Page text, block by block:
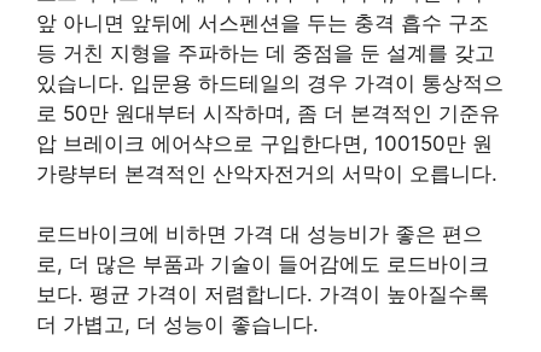
앞 아니면 앞뒤에 서스펜션을 두는 충격 흡수 구조
등 거친 지형을 주파하는 데 중점을 둔 설계를 갖고
있습니다. 입문용 하드테일의 경우 가격이 통상적으
로 50만 원대부터 시작하며, 좀 더 본격적인 기준유
압 브레이크 에어샥으로 구입한다면, 100150만 원
가량부터 본격적인 산악자전거의 서막이 오릅니다.
로드바이크에 비하면 가격 대 성능비가 좋은 편으
로, 더 많은 부품과 기술이 들어감에도 로드바이크
보다. 평균 가격이 저렴합니다. 가격이 높아질수록
더 가볍고, 더 성능이 좋습니다.